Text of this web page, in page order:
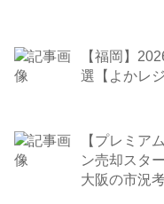
【福岡】
選【よかレジ
【プレミア
ン売却スタ
大阪の市況